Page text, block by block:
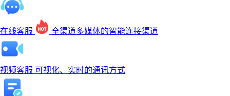
在线客服 全渠道多媒体的智能连接渠道
视频客服 可视化、实时的通讯方式